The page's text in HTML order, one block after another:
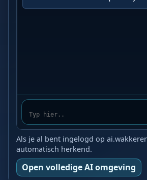
Als je al bent ingelogd op
automatisch herkend.
Open volledige AI omgeving